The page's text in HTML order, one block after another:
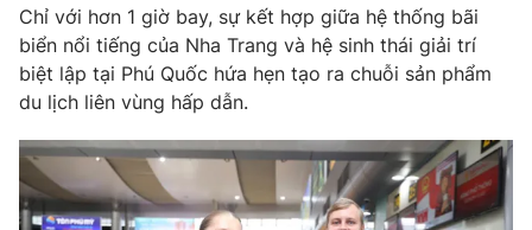
® Cấm sao chép dưới mọi hình thức nếu không có sự chấp
thuận bằng văn bản. Ghi rõ nguồn VTV.vn khi phát hành lại
thông tin từ website này.
Chỉ với hơn 1 giờ bay, sự kết hợp giữa hệ thống bãi
biển nổi tiếng của Nha Trang và hệ sinh thái giải trí
biệt lập tại Phú Quốc hứa hẹn tạo ra chuỗi sản phẩm
du lịch liên vùng hấp dẫn.